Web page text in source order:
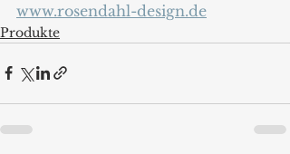
www.rosendahl-design.de
Produkte